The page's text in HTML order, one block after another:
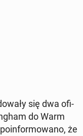
się dwa ofi­
do Warm
że